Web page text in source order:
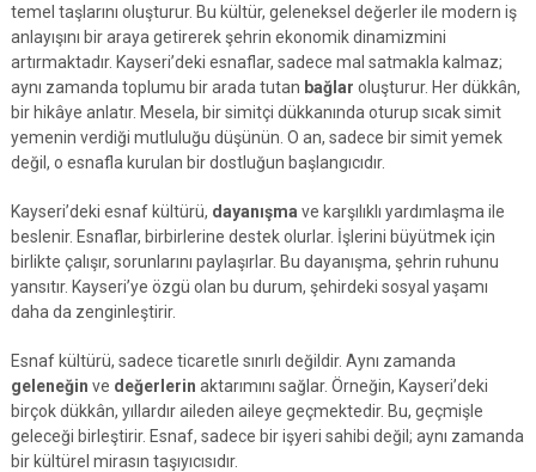
temel taşlarını oluşturur. Bu kültür, geleneksel değerler ile modern iş
anlayışını bir araya getirerek şehrin ekonomik dinamizmini
artırmaktadır. Kayseri’deki esnaflar, sadece mal satmakla kalmaz;
aynı zamanda toplumu bir arada tutan bağlar oluşturur. Her dükkân,
bir hikâye anlatır. Mesela, bir simitçi dükkanında oturup sıcak simit
yemenin verdiği mutluluğu düşünün. O an, sadece bir simit yemek
değil, o esnafla kurulan bir dostluğun başlangıcıdır.
Kayseri’deki esnaf kültürü, dayanışma ve karşılıklı yardımlaşma ile
beslenir. Esnaflar, birbirlerine destek olurlar. İşlerini büyütmek için
birlikte çalışır, sorunlarını paylaşırlar. Bu dayanışma, şehrin ruhunu
yansıtır. Kayseri’ye özgü olan bu durum, şehirdeki sosyal yaşamı
daha da zenginleştirir.
Esnaf kültürü, sadece ticaretle sınırlı değildir. Aynı zamanda
geleneğin ve değerlerin aktarımını sağlar. Örneğin, Kayseri’deki
birçok dükkân, yıllardır aileden aileye geçmektedir. Bu, geçmişle
geleceği birleştirir. Esnaf, sadece bir işyeri sahibi değil; aynı zamanda
bir kültürel mirasın taşıyıcısıdır.